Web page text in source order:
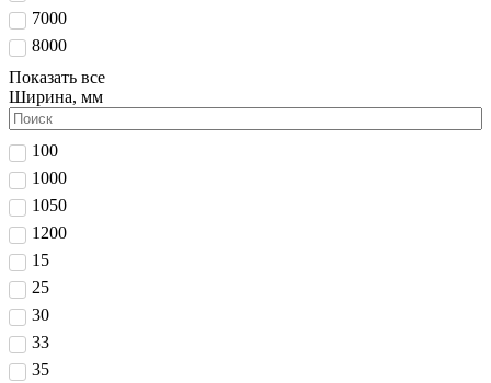
7000
8000
Показать все
Ширина, мм
100
1000
1050
1200
15
25
30
33
35